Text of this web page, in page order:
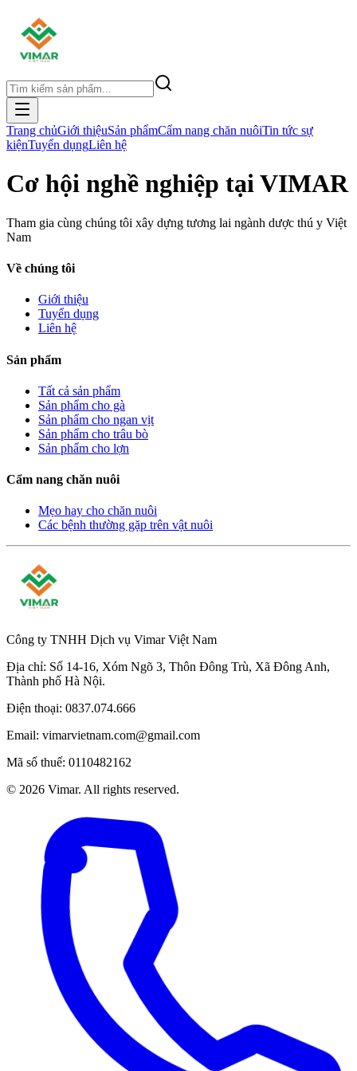
Trang chủGiới thiệuSản phẩmCẩm nang chăn nuôiTin tức sự
kiệnTuyển dụngLiên hệ
Cơ hội nghề nghiệp tại VIMAR
Tham gia cùng chúng tôi xây dựng tương lai ngành dược thú y Việt
Nam
Về chúng tôi
Giới thiệu
Tuyển dụng
Liên hệ
Sản phẩm
Tất cả sản phẩm
Sản phẩm cho gà
Sản phẩm cho ngan vịt
Sản phẩm cho trâu bò
Sản phẩm cho lợn
Cẩm nang chăn nuôi
Mẹo hay cho chăn nuôi
Các bệnh thường gặp trên vật nuôi
Công ty TNHH Dịch vụ Vimar Việt Nam
Địa chỉ: Số 14-16, Xóm Ngõ 3, Thôn Đông Trù, Xã Đông Anh,
Thành phố Hà Nội.
Điện thoại: 0837.074.666
Email: vimarvietnam.com@gmail.com
Mã số thuế: 0110482162
© 2026 Vimar. All rights reserved.